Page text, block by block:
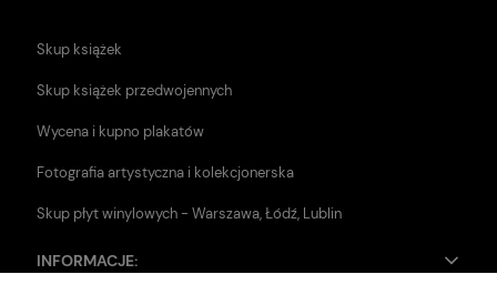
Skup książek
Skup książek przedwojennych
Wycena i kupno plakatów
Fotografia artystyczna i kolekcjonerska
Skup płyt winylowych - Warszawa, Łódź, Lublin
INFORMACJE: